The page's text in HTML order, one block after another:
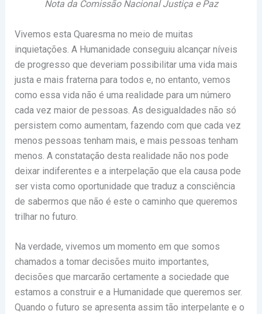
Nota da Comissão Nacional Justiça e Paz
Vivemos esta Quaresma no meio de muitas
inquietações. A Humanidade conseguiu alcançar níveis
de progresso que deveriam possibilitar uma vida mais
justa e mais fraterna para todos e, no entanto, vemos
como essa vida não é uma realidade para um número
cada vez maior de pessoas. As desigualdades não só
persistem como aumentam, fazendo com que cada vez
menos pessoas tenham mais, e mais pessoas tenham
menos. A constatação desta realidade não nos pode
deixar indiferentes e a interpelação que ela causa pode
ser vista como oportunidade que traduz a consciência
de sabermos que não é este o caminho que queremos
trilhar no futuro.
Na verdade, vivemos um momento em que somos
chamados a tomar decisões muito importantes,
decisões que marcarão certamente a sociedade que
estamos a construir e a Humanidade que queremos ser.
Quando o futuro se apresenta assim tão interpelante e o